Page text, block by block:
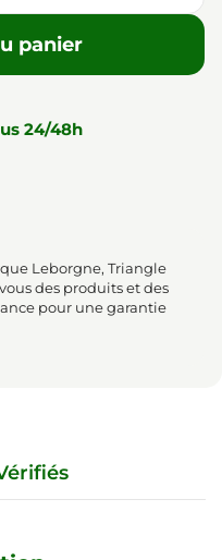
panier
24/48h
Leborgne, Triangle
des produits et des
pour une garantie